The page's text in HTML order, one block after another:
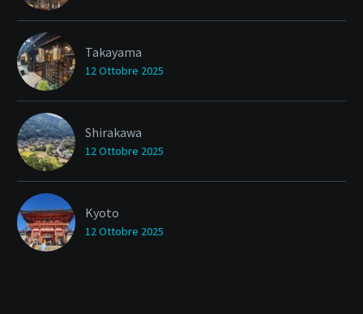
Takayama
12 Ottobre 2025
Shirakawa
12 Ottobre 2025
Kyoto
12 Ottobre 2025